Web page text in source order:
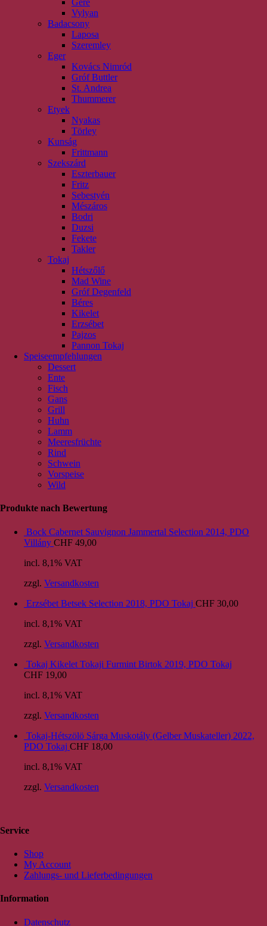
Gere
Vylyan
Badacsony
Laposa
Szeremley
Eger
Kovács Nimród
Gróf Buttler
St. Andrea
Thummerer
Etyek
Nyakas
Törley
Kunság
Frittmann
Szekszárd
Eszterbauer
Fritz
Sebestyén
Mészáros
Bodri
Duzsi
Fekete
Takler
Tokaj
Hétszőlő
Mad Wine
Gróf Degenfeld
Béres
Kikelet
Erzsébet
Pajzos
Pannon Tokaj
Speiseempfehlungen
Dessert
Ente
Fisch
Gans
Grill
Huhn
Lamm
Meeresfrüchte
Rind
Schwein
Vorspeise
Wild
Produkte nach Bewertung
Bock Cabernet Sauvignon Jammertal Selection 2014, PDO
Villány CHF 49,00
incl. 8,1% VAT
zzgl. Versandkosten
Erzsébet Betsek Selection 2018, PDO Tokaj CHF 30,00
incl. 8,1% VAT
zzgl. Versandkosten
Tokaj Kikelet Tokaji Furmint Birtok 2019, PDO Tokaj
CHF 19,00
incl. 8,1% VAT
zzgl. Versandkosten
Tokaj-Hétszölö Sárga Muskotály (Gelber Muskateller) 2022,
PDO Tokaj CHF 18,00
incl. 8,1% VAT
zzgl. Versandkosten
Service
Shop
My Account
Zahlungs- und Lieferbedingungen
Information
Datenschutz